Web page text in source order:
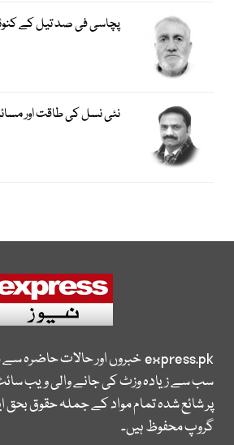
پچاسی فی صد تیل کے
نئی نسل کی طاقت اور
express.pkخبروں اور حالات حاضرہ
سب سے زیادہ وزٹ کی جانے والی ویب
پر شائع شدہ تمام مواد کے جملہ حقوق
گروپ محفوظ ہیں۔